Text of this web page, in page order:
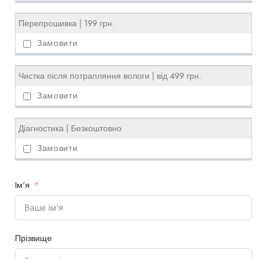
Перепрошивка | 199 грн.
Чистка після потрапляння вологи | від 499 грн.
Діагностика | Безкоштовно
Iм'я
Прізвище